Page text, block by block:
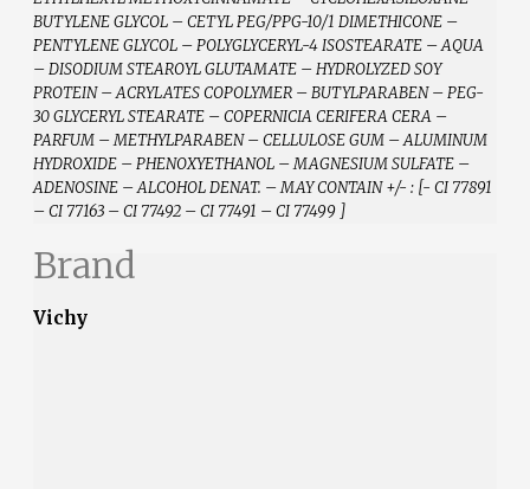
BUTYLENE GLYCOL – CETYL PEG/PPG-10/1 DIMETHICONE –
PENTYLENE GLYCOL – POLYGLYCERYL-4 ISOSTEARATE – AQUA
– DISODIUM STEAROYL GLUTAMATE – HYDROLYZED SOY
PROTEIN – ACRYLATES COPOLYMER – BUTYLPARABEN – PEG-
30 GLYCERYL STEARATE – COPERNICIA CERIFERA CERA –
PARFUM – METHYLPARABEN – CELLULOSE GUM – ALUMINUM
HYDROXIDE – PHENOXYETHANOL – MAGNESIUM SULFATE –
ADENOSINE – ALCOHOL DENAT. – MAY CONTAIN +/- : [- CI 77891
– CI 77163 – CI 77492 – CI 77491 – CI 77499 ]
Brand
Vichy